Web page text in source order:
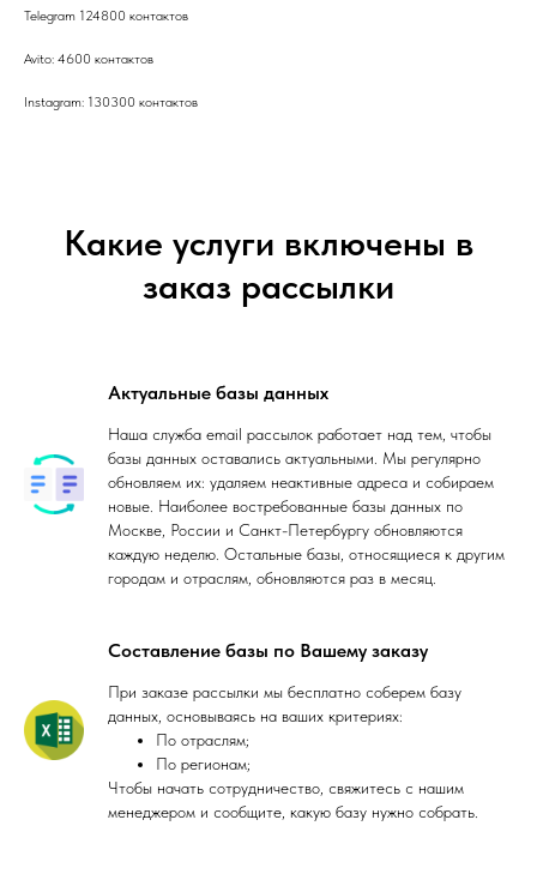
Telegram 124800 контактов
Avito: 4600 контактов
Instagram: 130300 контактов
Какие услуги включены в
заказ рассылки
Актуальные базы данных
Наша служба email рассылок работает над тем, чтобы
базы данных оставались актуальными. Мы регулярно
обновляем их: удаляем неактивные адреса и собираем
новые. Наиболее востребованные базы данных по
Москве, России и Санкт-Петербургу обновляются
каждую неделю. Остальные базы, относящиеся к другим
городам и отраслям, обновляются раз в месяц.
Составление базы по Вашему заказу
При заказе рассылки мы бесплатно соберем базу
данных, основываясь на ваших критериях:
По отраслям;
По регионам;
Чтобы начать сотрудничество, свяжитесь с нашим
менеджером и сообщите, какую базу нужно собрать.